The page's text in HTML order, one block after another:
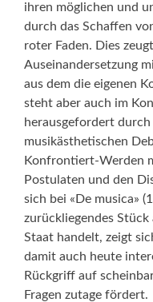
ihren möglichen und
durch das Schaffen
roter Fa­den. Dies
Auseinandersetzung
aus dem die eigenen
steht aber auch im
herausgefordert
musikästhetischen
Konfrontiert-Werden
Postulaten und den
sich bei «De musica»
zurückliegendes Stück
Staat handelt, zeigt
damit auch heute
Rückgriff auf
Fragen zutage fördert.